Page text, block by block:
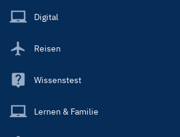
Main
Digital
Reisen
Wissenstest
Lernen & Familie